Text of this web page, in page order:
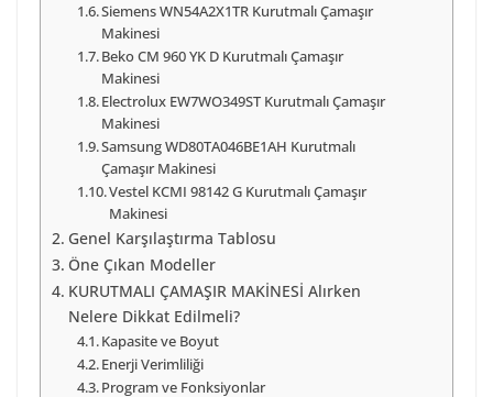
Siemens WN54A2X1TR Kurutmalı Çamaşır
Makinesi
Beko CM 960 YK D Kurutmalı Çamaşır
Makinesi
Electrolux EW7WO349ST Kurutmalı Çamaşır
Makinesi
Samsung WD80TA046BE1AH Kurutmalı
Çamaşır Makinesi
Vestel KCMI 98142 G Kurutmalı Çamaşır
Makinesi
Genel Karşılaştırma Tablosu
Öne Çıkan Modeller
KURUTMALI ÇAMAŞIR MAKİNESİ Alırken
Nelere Dikkat Edilmeli?
Kapasite ve Boyut
Enerji Verimliliği
Program ve Fonksiyonlar